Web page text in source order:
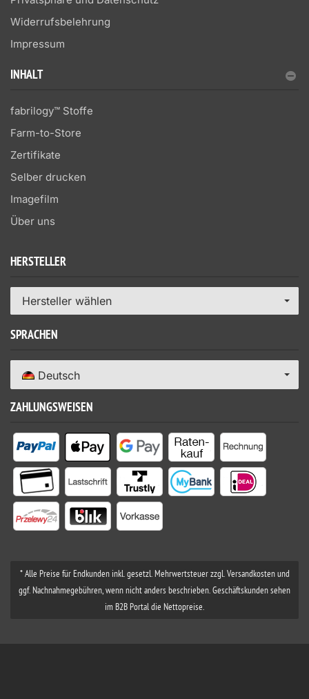
Widerrufsbelehrung
Impressum
INHALT
fabrilogy™ Stoffe
Farm-to-Store
Zertifikate
Selber drucken
Imagefilm
Über uns
HERSTELLER
Hersteller wählen
SPRACHEN
Deutsch
ZAHLUNGSWEISEN
* Alle Preise für Endkunden inkl. gesetzl. Mehrwertsteuer zzgl. Versandkosten und
ggf. Nachnahmegebühren, wenn nicht anders beschrieben. Geschäftskunden sehen
im B2B Portal die Nettopreise.